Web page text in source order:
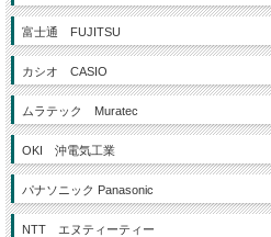
富士通 FUJITSU
カシオ CASIO
ムラテック Muratec
OKI 沖電気工業
パナソニック Panasonic
NTT エヌティーティー